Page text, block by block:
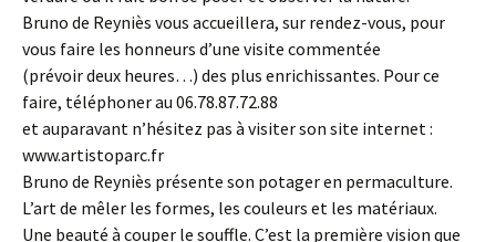
Bruno de Reyniès vous accueillera, sur rendez-vous, pour
vous faire les honneurs d’une visite commentée
(prévoir deux heures…) des plus enrichissantes. Pour ce
faire, téléphoner au 06.78.87.72.88
et auparavant n’hésitez pas à visiter son site internet :
www.artistoparc.fr
Bruno de Reyniès présente son potager en permaculture.
L’art de mêler les formes, les couleurs et les matériaux.
Une beauté à couper le souffle. C’est la première vision que